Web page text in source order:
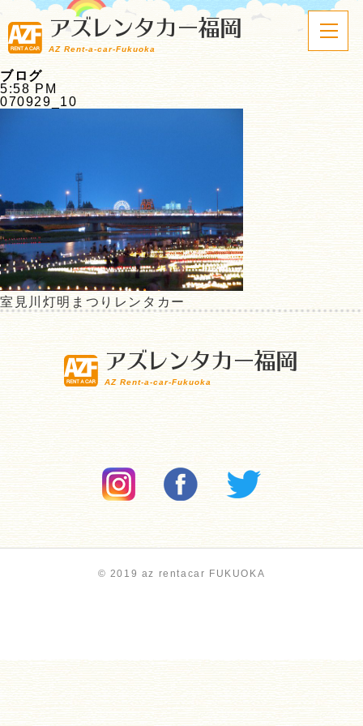
アズレンタカー福岡
AZ Rent-a-car-Fukuoka
ブログ
5:58 PM
070929_10
室見川灯明まつりレンタカー
アズレンタカー福岡
AZ Rent-a-car-Fukuoka
© 2019 az rentacar FUKUOKA